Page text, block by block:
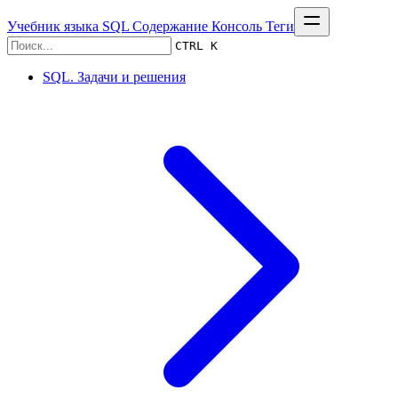
Учебник языка SQL Содержание Консоль Теги
CTRL K
SQL. Задачи и решения